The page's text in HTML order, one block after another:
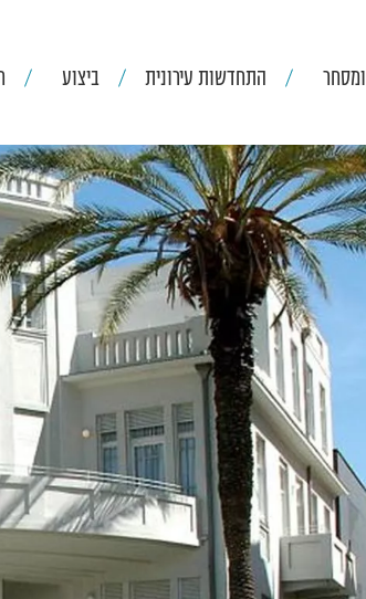
התחדשות עירונית ביצוע